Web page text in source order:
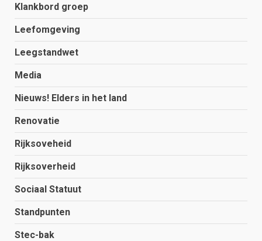
Klankbord groep
Leefomgeving
Leegstandwet
Media
Nieuws! Elders in het land
Renovatie
Rijksoveheid
Rijksoverheid
Sociaal Statuut
Standpunten
Stec-bak